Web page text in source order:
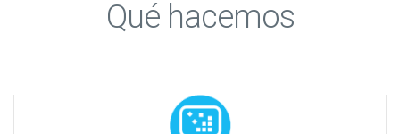
Qué hacemos